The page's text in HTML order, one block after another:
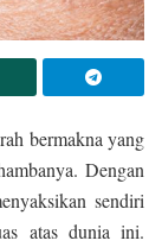
bermakna yang
Dengan
sendiri
atas dunia ini.